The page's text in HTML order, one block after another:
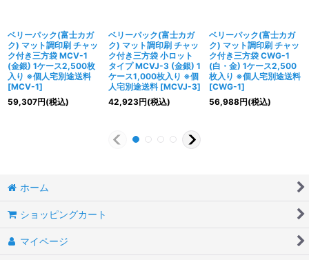
ベリーパック(富士カガ
ク) マット調印刷 チャッ
ク付き三方袋 MCV-1
(金銀) 1ケース2,500枚
入り ※個人宅別途送料
[MCV-1]
59,307円(税込)
ベリーパック(富士カガ
ク) マット調印刷 チャッ
ク付き三方袋 小ロット
タイプ MCVJ-3 (金銀) 1
ケース1,000枚入り ※個
人宅別途送料 [MCVJ-3]
42,923円(税込)
ベリーパック(富士カガ
ク) マット調印刷 チャッ
ク付き三方袋 CWG-1
(白・金) 1ケース2,500
枚入り ※個人宅別途送料
[CWG-1]
56,988円(税込)
ホーム
ショッピングカート
マイページ